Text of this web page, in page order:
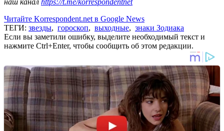
Читайте Korrespondent.net в Google News
ТЕГИ: звезды, гороскоп, выходные, знаки Зодиака
Если вы заметили ошибку, выделите необходимый текст и
нажмите Ctrl+Enter, чтобы сообщить об этом редакции.